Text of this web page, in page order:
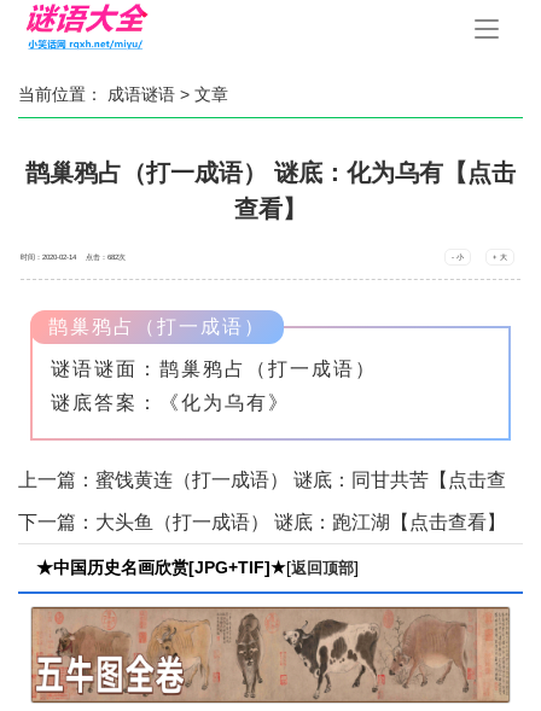
手
当前位置： 成语谜语 > 文章
鹊巢鸦占（打一成语） 谜底：化为乌有【点击
查看】
时间：2020-02-14 点击：682次 - 小 + 大
鹊巢鸦占（打一成语）
谜语谜面：鹊巢鸦占（打一成语）
谜底答案：《化为乌有》
上一篇： 蜜饯黄连（打一成语） 谜底：同甘共苦【点击查
看】
下一篇： 大头鱼（打一成语） 谜底：跑江湖【点击查看】
★中国历史名画欣赏[JPG+TIF]★[返回顶部]